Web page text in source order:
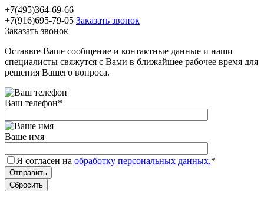
+7(495)364-69-66
+7(916)695-79-05 Заказать звонок
Заказать звонок
Оставьте Ваше сообщение и контактные данные и наши
специалисты свяжутся с Вами в ближайшее рабочее время для
решения Вашего вопроса.
Ваш телефон*
Ваше имя
Я согласен на обработку персональных данных.*